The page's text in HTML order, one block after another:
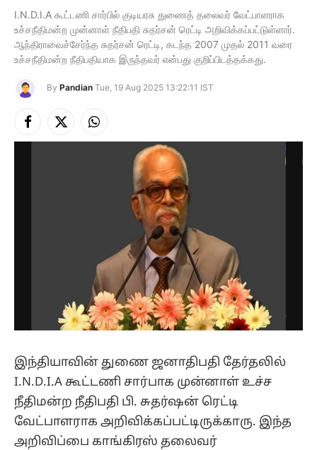
I.N.D.I.A கூட்டணி சார்பில் குடியரசு துணைத் தலைவர் வேட்பாளராக
உச்சநீதிமன்ற முன்னாள் நீதிபதி சுதர்சன் ரெட்டி அறிவிக்கப்பட்டுள்ளார்.
ஆந்திராவைச்சேர்ந்த சுதர்சன் ரெட்டி, கடந்த 2007 முதல் 2011 வரை
உச்சநீதிமன்ற நீதிபதியாக இருந்தவர் என்பது குறிப்பிடத்தக்கது.
By Pandian Tue, 19 Aug 2025 13:22:11 IST
Facebook
X
(Twitter)
Instagram
இந்தியாவின் துணை ஜனாதிபதி தேர்தலில்
I.N.D.I.A கூட்டணி சார்பாக முன்னாள் உச்ச
நீதிமன்ற நீதிபதி பி. சுதர்ஷன் ரெட்டி
வேட்பாளராக அறிவிக்கப்பட்டிருக்காரு. இந்த
அறிவிப்பை காங்கிரஸ் தலைவர்